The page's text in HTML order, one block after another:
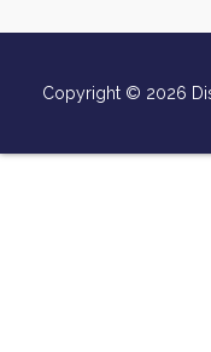
Copyright © 2026